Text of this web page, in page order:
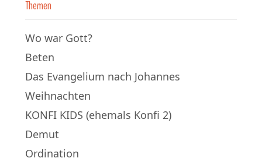
Themen
Wo war Gott?
Beten
Das Evangelium nach Johannes
Weihnachten
KONFI KIDS (ehemals Konfi 2)
Demut
Ordination